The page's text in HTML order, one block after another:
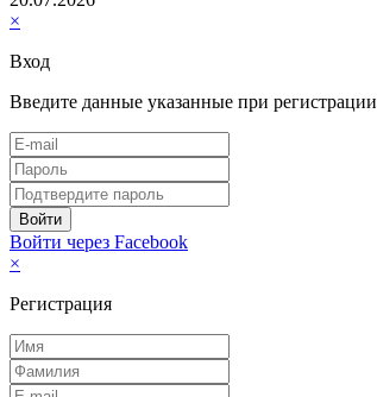
×
Вход
Введите данные указанные при регистрации
Войти через Facebook
×
Регистрация